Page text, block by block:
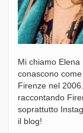
Mi chiamo
conascono
Firenze nel
raccontando
soprattutto
il blog!